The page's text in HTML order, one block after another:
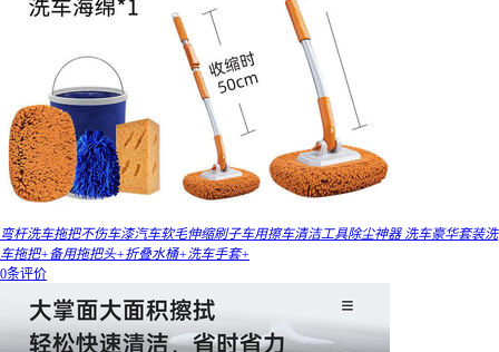
弯杆洗车拖把不伤车漆汽车软毛伸缩刷子车用擦车清洁工具除尘神器 洗车豪华套装洗
车拖把+备用拖把头+折叠水桶+洗车手套+
0条评价